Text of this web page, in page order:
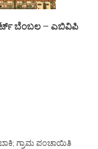
ಬೆಂಬಲ – ಎಬಿವಿಪಿ
ಗ್ರಾಮ ಪಂಚಾಯಿತಿ